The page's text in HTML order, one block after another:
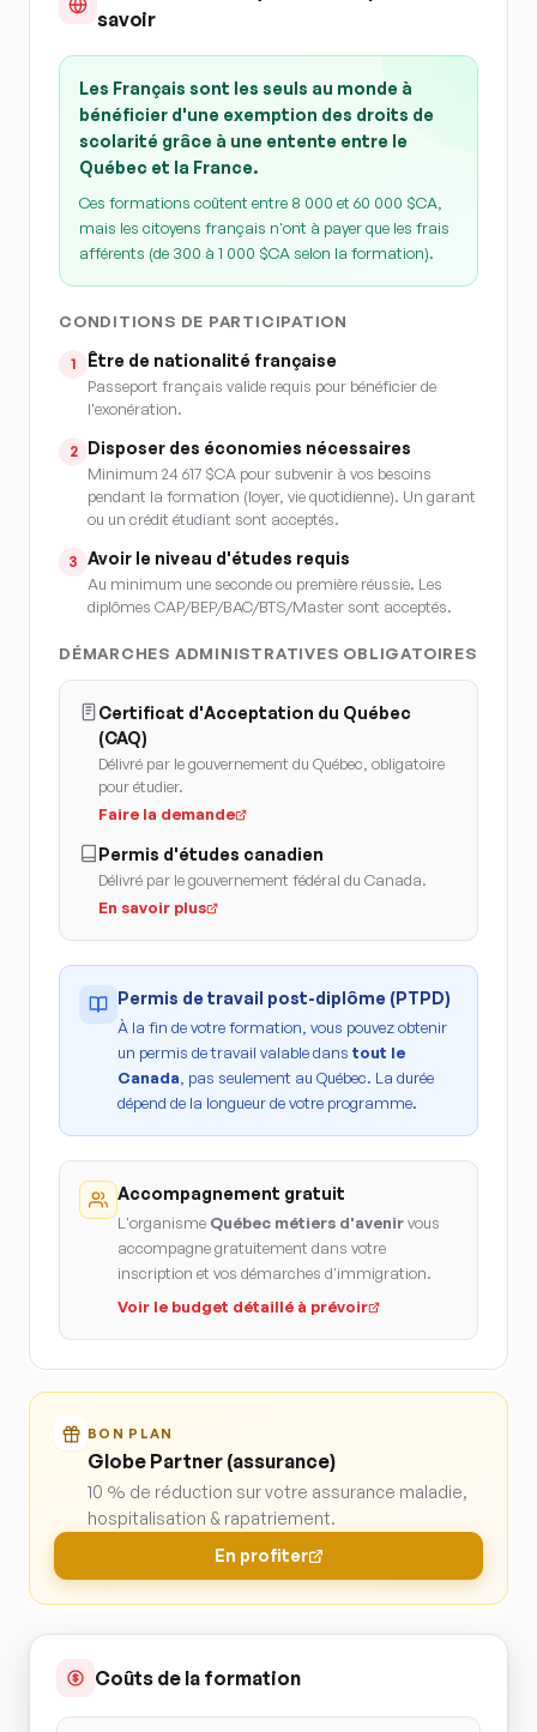
savoir
Les Français sont les seuls au monde à
bénéficier d'une exemption des droits de
scolarité grâce à une entente entre le
Québec et la France.
Ces formations coûtent entre 8 000 et 60 000 $CA,
mais les citoyens français n'ont à payer que les frais
afférents (de 300 à 1 000 $CA selon la formation).
CONDITIONS DE PARTICIPATION
1 Être de nationalité française
Passeport français valide requis pour bénéficier de
l'exonération.
2 Disposer des économies nécessaires
Minimum 24 617 $CA pour subvenir à vos besoins
pendant la formation (loyer, vie quotidienne). Un garant
ou un crédit étudiant sont acceptés.
3 Avoir le niveau d'études requis
Au minimum une seconde ou première réussie. Les
diplômes CAP/BEP/BAC/BTS/Master sont acceptés.
DÉMARCHES ADMINISTRATIVES OBLIGATOIRES
Certificat d'Acceptation du Québec
(CAQ)
Délivré par le gouvernement du Québec, obligatoire
pour étudier.
Faire la demande
Permis d'études canadien
Délivré par le gouvernement fédéral du Canada.
En savoir plus
Permis de travail post-diplôme (PTPD)
À la fin de votre formation, vous pouvez obtenir
un permis de travail valable dans tout le
Canada , pas seulement au Québec. La durée
dépend de la longueur de votre programme.
Accompagnement gratuit
L'organisme Québec métiers d'avenirvous
accompagne gratuitement dans votre
inscription et vos démarches d'immigration.
Voir le budget détaillé à prévoir
BON PLAN
Globe Partner (assurance)
10 % de réduction sur votre assurance maladie,
hospitalisation & rapatriement.
En profiter
Coûts de la formation